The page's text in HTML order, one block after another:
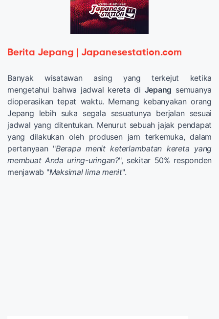
Berita Jepang | Japanesestation.com
Banyak wisatawan asing yang terkejut ketika
mengetahui bahwa jadwal kereta di Jepang semuanya
dioperasikan tepat waktu. Memang kebanyakan orang
Jepang lebih suka segala sesuatunya berjalan sesuai
jadwal yang ditentukan. Menurut sebuah jajak pendapat
yang dilakukan oleh produsen jam terkemuka, dalam
pertanyaan "Berapa menit keterlambatan kereta yang
membuat Anda uring-uringan?", sekitar 50% responden
menjawab "Maksimal lima menit".